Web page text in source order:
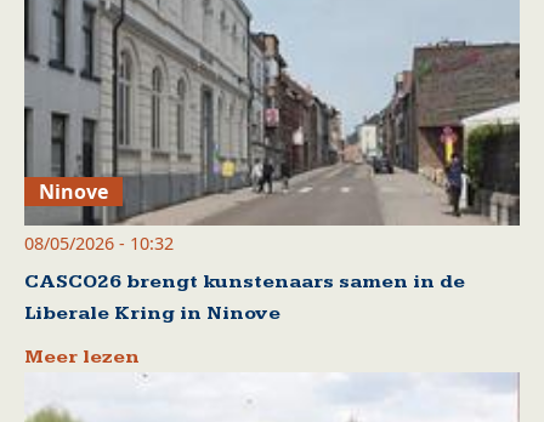
Ninove
08/05/2026 - 10:32
CASCO26 brengt kunstenaars samen in de
Liberale Kring in Ninove
Meer lezen